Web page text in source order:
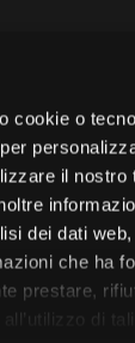
cookie o
il
dei dati
che ha
prestare,
di
Vimeo
Regione